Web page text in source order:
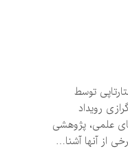
توسط
رویداد
علمی، پژوهشی
از آنها آشنا…